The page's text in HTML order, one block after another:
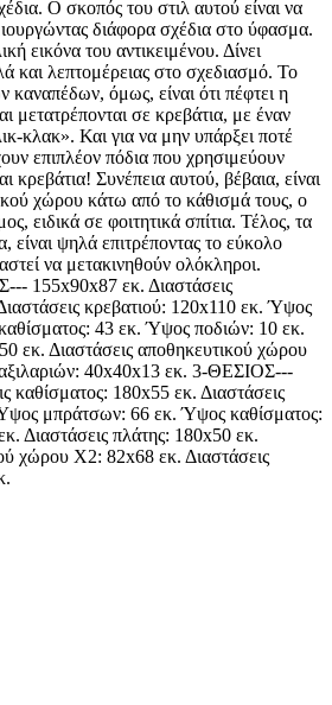
Ο σκοπός του στιλ αυτού είναι να
διάφορα σχέδια στο ύφασμα.
εικόνα του αντικειμένου. Δίνει
και λεπτομέρειας στο σχεδιασμό. Το
καναπέδων, όμως, είναι ότι πέφτει η
μετατρέπονται σε κρεβάτια, με έναν
κλακ». Και για να μην υπάρξει ποτέ
επιπλέον πόδια που χρησιμεύουν
κρεβάτια! Συνέπεια αυτού, βέβαια, είναι
χώρου κάτω από το κάθισμά τους, ο
ειδικά σε φοιτητικά σπίτια. Τέλος, τα
είναι ψηλά επιτρέποντας το εύκολο
να μετακινηθούν ολόκληροι.
155x90x87 εκ. Διαστάσεις
κρεβατιού: 120x110 εκ. Ύψος
43 εκ. Ύψος ποδιών: 10 εκ.
εκ. Διαστάσεις αποθηκευτικού χώρου
40x40x13 εκ. 3-ΘΕΣΙΟΣ---
καθίσματος: 180x55 εκ. Διαστάσεις
μπράτσων: 66 εκ. Ύψος καθίσματος:
Διαστάσεις πλάτης: 180x50 εκ.
χώρου Χ2: 82x68 εκ. Διαστάσεις